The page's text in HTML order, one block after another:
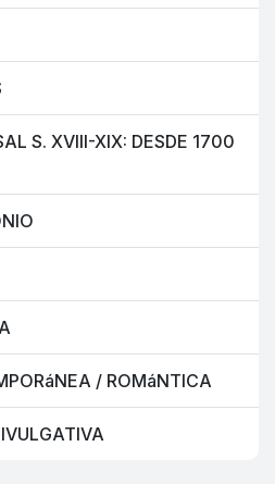
S. XVIII-XIX: DESDE 1700
/ ROMáNTICA